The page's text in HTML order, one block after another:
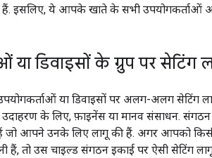
हैं. इसलिए, ये आपके खाते के सभी उपयोगकर्ताओं
या डिवाइसों के ग्रुप पर सेटिंग
या डिवाइसों पर अलग-अलग सेटिंग
के लिए, फ़ाइनेंस या मानव संसाधन. संगठन
हैं जो आपने उनके लिए लागू की हैं. अगर आपको
हैं, तो उस चाइल्ड संगठन इकाई पर ऐसी सेटिंग